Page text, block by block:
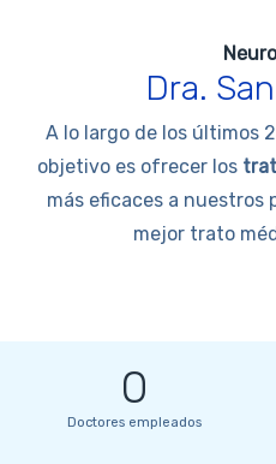
Dra.
A lo largo de los últimos
objetivo es ofrecer los
más eficaces a nuestros
mejor trato
0
Doctores empleados